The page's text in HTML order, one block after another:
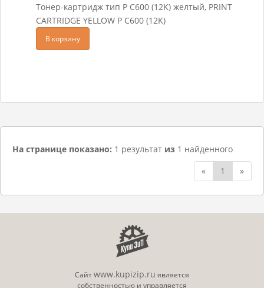
Тонер-картридж тип P C600 (12K) желтый, PRINT
CARTRIDGE YELLOW P C600 (12K)
В корзину
На странице показано: 1 результат из 1 найденного
«
1 »
Сайтwww.kupizip.ru является
собственностью и управляется